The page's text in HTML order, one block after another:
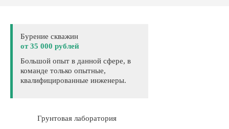
Бурение скважин
от 35 000 рублей
Большой опыт в данной сфере, в
команде только опытные,
квалифицированные инженеры.
Грунтовая лаборатория